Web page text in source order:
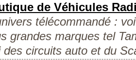
de Véhicules
télécommandé :
grandes marques tel
circuits auto et du